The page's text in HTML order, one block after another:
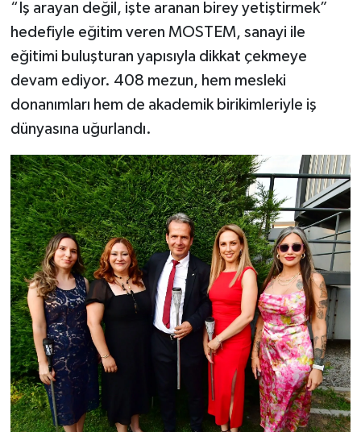
“İş arayan değil, işte aranan birey yetiştirmek”
hedefiyle eğitim veren MOSTEM, sanayi ile
eğitimi buluşturan yapısıyla dikkat çekmeye
devam ediyor. 408 mezun, hem mesleki
donanımları hem de akademik birikimleriyle iş
dünyasına uğurlandı.